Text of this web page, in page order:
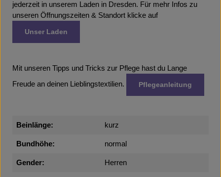
jederzeit in unserem Laden in Dresden. Für mehr Infos zu
unseren Öffnungszeiten & Standort klicke auf
Unser Laden
Mit unseren Tipps und Tricks zur Pflege hast du Lange
Freude an deinen Lieblingstextilien. Pflegeanleitung
Beinlänge: kurz
Bundhöhe: normal
Gender: Herren